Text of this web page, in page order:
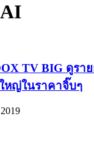
TV BIG ดูรา
หญ่ในราคาจิ๊บๆ